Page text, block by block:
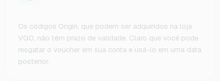
Os códigos Origin, que podem ser adquiridos na loja
VGO, não têm prazo de validade. Claro que você pode
resgatar o voucher em sua conta e usá-lo em uma data
posterior.